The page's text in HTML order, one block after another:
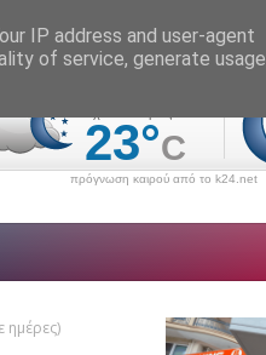
πρόγνωση καιρού από το k24.net
ημέρες)
IP address and user-agent
of service, generate usage